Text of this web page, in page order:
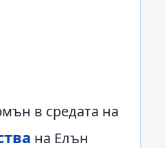
в средата на
на Елън